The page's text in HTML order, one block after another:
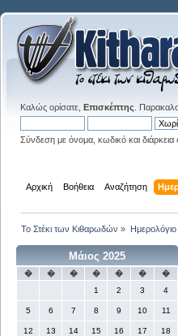
Καλώς ορίσατε, Επισκέπτης .
Σύνδεση με όνομα, κωδικό και
Αρχική Βοήθεια Αναζήτηση
Το Στέκι των Κιθαρωδών » Ημερολόγιο
Μάιος 2025
� � � � � �
�
1
2 3 4
5 6 7 8 9 10 11
12 13 14 15 16 17 18